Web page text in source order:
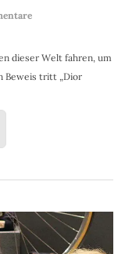
dieser Welt fahren, um
Beweis tritt „Dior